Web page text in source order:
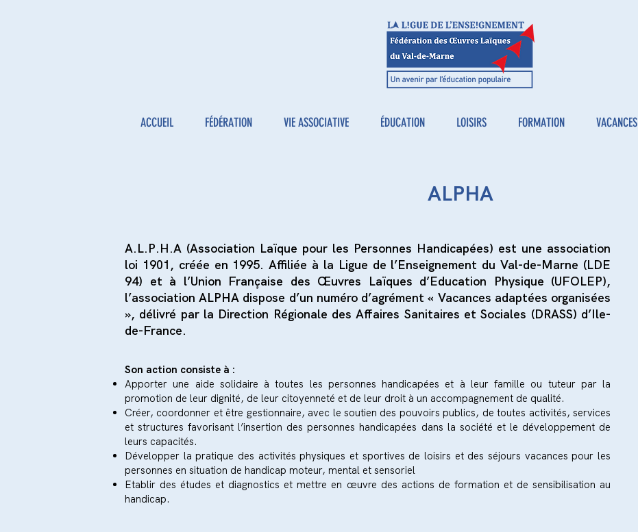
ACCUEIL FÉDÉRATION VIE ASSOCIATIVE ÉDUCATION LOISIRS FORMATION VACANCES
ALPHA
A.L.P.H.A (Association Laïque pour les Personnes Handicapées) est une association
loi 1901, créée en 1995. Affiliée à la Ligue de l’Enseignement du Val-de-Marne (LDE
94) et à l’Union Française des Œuvres Laïques d’Education Physique (UFOLEP),
l’association ALPHA dispose d’un numéro d’agrément « Vacances adaptées organisées
», délivré par la Direction Régionale des Affaires Sanitaires et Sociales (DRASS) d’Ile-
de-France.
Son action consiste à :
Apporter une aide solidaire à toutes les personnes handicapées et à leur famille ou tuteur par la
promotion de leur dignité, de leur citoyenneté et de leur droit à un accompagnement de qualité.
Créer, coordonner et être gestionnaire, avec le soutien des pouvoirs publics, de toutes activités, services
et structures favorisant l’insertion des personnes handicapées dans la société et le développement de
leurs capacités.
Développer la pratique des activités physiques et sportives de loisirs et des séjours vacances pour les
personnes en situation de handicap moteur, mental et sensoriel
Etablir des études et diagnostics et mettre en œuvre des actions de formation et de sensibilisation au
handicap.